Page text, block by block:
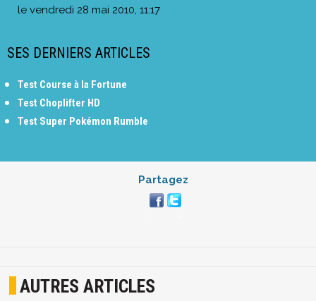
le vendredi 28 mai 2010, 11:17
SES DERNIERS ARTICLES
Test Course à la Fortune
Test Choplifter HD
Test Super Pokémon Rumble
Partagez
AUTRES ARTICLES